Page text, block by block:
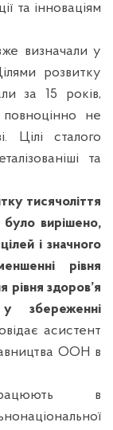
та інноваціям
визначали у
розвитку
за 15 років,
не
Цілі сталого
та
тисячоліття
було вирішено,
і значного
рівня
рівня здоров’я
збереженні
асистент
ООН в
в